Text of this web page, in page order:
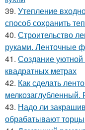
39. Утепление
способ сохранить
40. Строительство
руками. Ленточные
41. Создание
квадратных метрах
42. Как сделать
мелкозаглубленный.
43. Надо ли
обрабатывают торцы